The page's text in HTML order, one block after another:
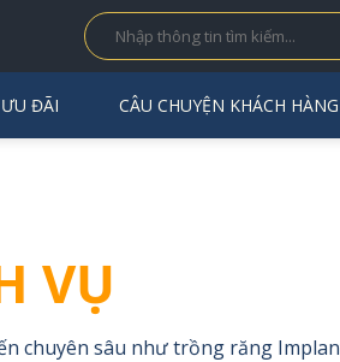
ƯU ĐÃI CÂU CHUYỆN KHÁCH HÀNG
VỤ
chuyên sâu như trồng răng